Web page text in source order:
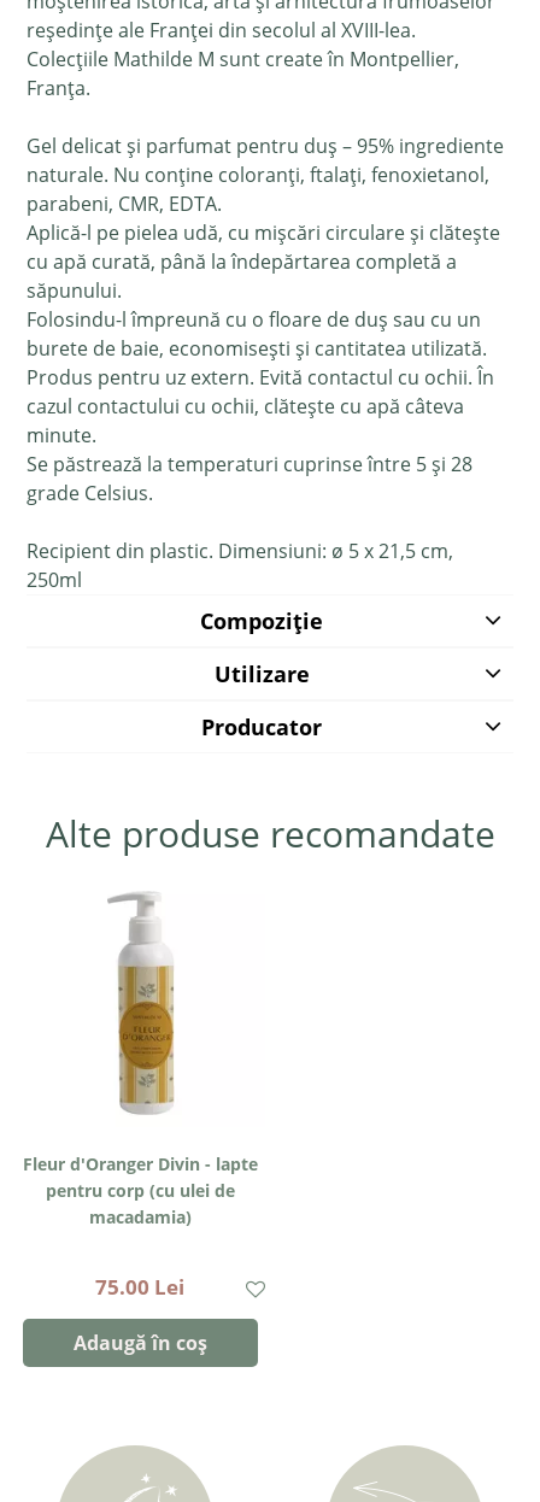
reședințe ale Franței din secolul al XVIII-lea.
Colecțiile Mathilde M sunt create în Montpellier,
Franța.
Gel delicat și parfumat pentru duș – 95% ingrediente
naturale. Nu conține coloranți, ftalați, fenoxietanol,
parabeni, CMR, EDTA.
Aplică-l pe pielea udă, cu mișcări circulare și clătește
cu apă curată, până la îndepărtarea completă a
săpunului.
Folosindu-l împreună cu o floare de duș sau cu un
burete de baie, economisești și cantitatea utilizată.
Produs pentru uz extern. Evită contactul cu ochii. În
cazul contactului cu ochii, clătește cu apă câteva
minute.
Se păstrează la temperaturi cuprinse între 5 și 28
grade Celsius.
Recipient din plastic. Dimensiuni: ø 5 x 21,5 cm,
250ml
Compoziție
Utilizare
Producator
Alte produse recomandate
Fleur d'Oranger Divin - lapte
pentru corp (cu ulei de
macadamia)
75.00 Lei
Adaugă în coș